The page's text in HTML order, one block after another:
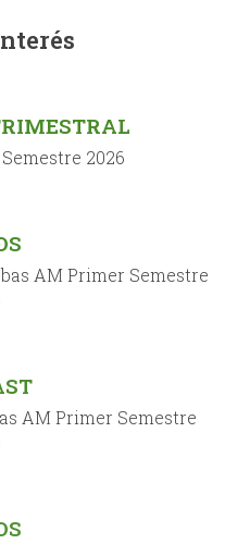
2026
AM Primer Semestre
AM Primer Semestre